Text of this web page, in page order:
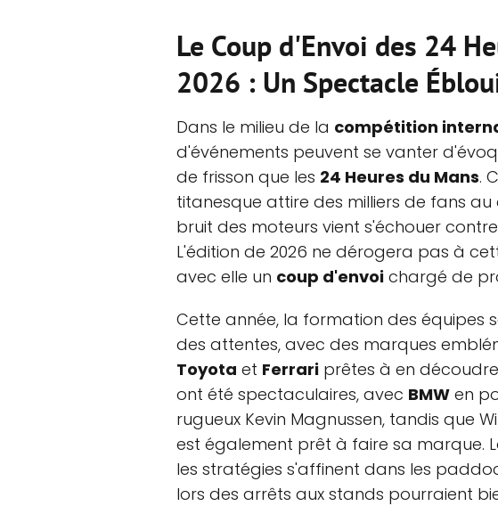
Le Coup d'Envoi des 24
2026 : Un Spectacle
Dans le milieu de la compétition
d'événements peuvent se vanter
de frisson que les 24 Heures du Mans.
titanesque attire des milliers de fans
bruit des moteurs vient s'échouer
L'édition de 2026 ne dérogera pas à
avec elle un coup d'envoi chargé de
Cette année, la formation des équipes
des attentes, avec des marques
Toyota et Ferrari prêtes à en
ont été spectaculaires, avec BMW en
rugueux Kevin Magnussen, tandis que
est également prêt à faire sa marque.
les stratégies s'affinent dans les
lors des arrêts aux stands pourraient